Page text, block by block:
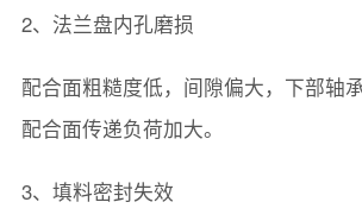
2、法兰盘内孔磨损
配合面粗糙度低，间隙偏大，下部轴
配合面传递负荷加大。
3、填料密封失效